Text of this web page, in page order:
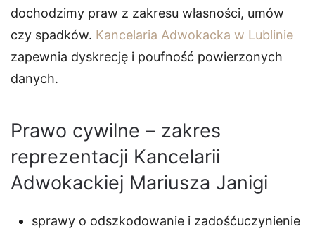
dochodzimy praw z zakresu własności, umów
czy spadków. Kancelaria Adwokacka w Lublinie
zapewnia dyskrecję i poufność powierzonych
danych.
Prawo cywilne – zakres
reprezentacji Kancelarii
Adwokackiej Mariusza Janigi
sprawy o odszkodowanie i zadośćuczynienie